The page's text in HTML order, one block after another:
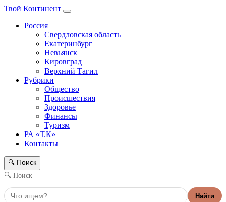
Твой Континент
Россия
Свердловская область
Екатеринбург
Невьянск
Кировград
Верхний Тагил
Рубрики
Общество
Происшествия
Здоровье
Финансы
Туризм
РА «Т.К»
Контакты
🔍 Поиск
🔍 Поиск
Найти